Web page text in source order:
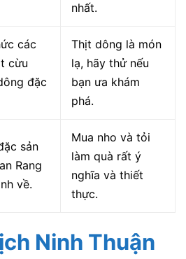
nhất.
các
cừu
đặc
Thịt dông là món
lạ, hãy thử nếu
bạn ưa khám
phá.
sản
Rang
về.
Mua nho và tỏi
làm quà rất ý
nghĩa và thiết
thực.
Ninh Thuận